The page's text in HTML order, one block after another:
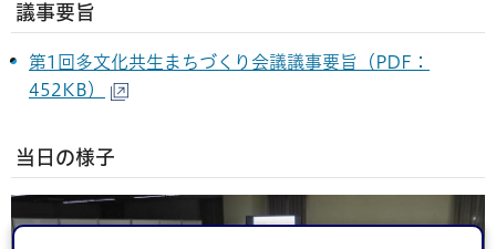
議事要旨
第1回多文化共生まちづくり会議議事要旨（PDF：
452KB）
当日の様子